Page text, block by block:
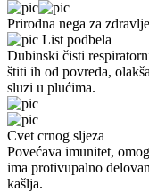
Prirodna nega za
List podbela
Dubinski čisti
štiti ih od povreda,
sluzi u plućima.
Cvet crnog sljeza
Povećava imunitet,
ima protivupalno
kašlja.